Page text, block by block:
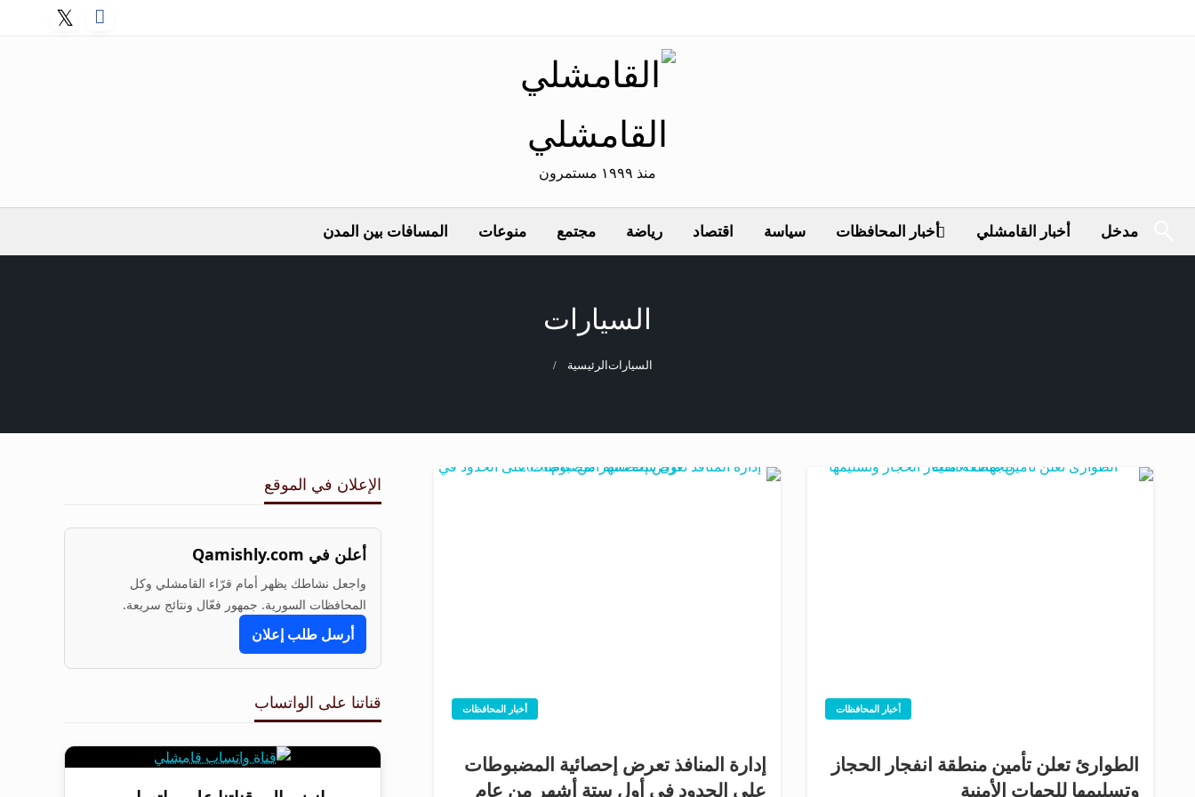
القامشلي
منذ ١٩٩٩ مستمرون
مدخل أخبار القامشلي أخبار المحافظات سياسة اقتصاد رياضة مجتمع منوعات المسافات بين المدن
السيارات
الرئيسية السيارات
أخبار المحافظات
الطوارئ تعلن تأمين منطقة انفجار الحجاز
وتسليمها للجهات الأمنية
أخبار المحافظات
إدارة المنافذ تعرض إحصائية المضبوطات
على الحدود في أول ستة أشهر من عام
الإعلان في الموقع
أعلن في Qamishly.com
واجعل نشاطك يظهر أمام قرّاء القامشلي وكل
المحافظات السورية. جمهور فعّال ونتائج سريعة.
أرسل طلب إعلان
قناتنا على الواتساب